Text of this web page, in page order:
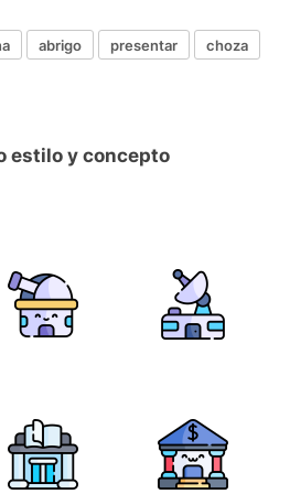
abrigo presentar
choza
estilo y concepto